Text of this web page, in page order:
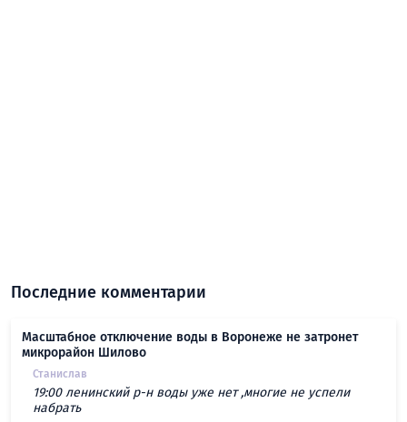
Последние комментарии
Масштабное отключение воды в Воронеже не затронет
микрорайон Шилово
Станислав
19:00 ленинский р-н воды уже нет ,многие не успели
набрать